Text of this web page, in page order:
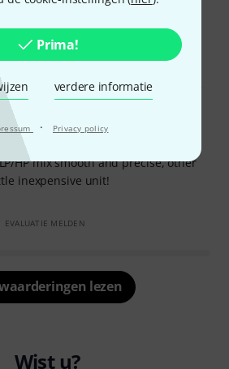
Prima!
verdere informatie
· Privacy policy
filter is peculiar and reminiscent of
says it is based on the EDP
It sounds "dirty" and over-driven
up while it does not get into
HP mix smooth and precise, other
inexpensive unit!
EVALUATIE MELDEN
lezen
Wist u?